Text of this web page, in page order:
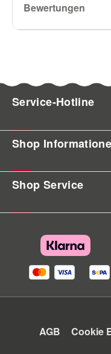
Bewertungen
Service-Hotline
Shop
Shop Service
AGB Cookie